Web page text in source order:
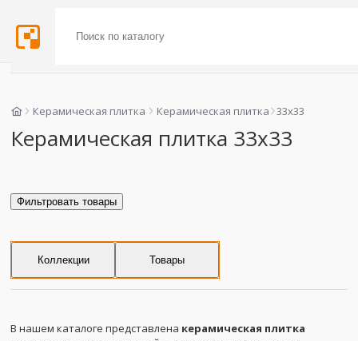
Керамическая плитка Керамическая плитка 33x33
Керамическая плитка 33x33
Фильтровать товары
Коллекции Товары
В нашем каталоге представлена керамическая плитка